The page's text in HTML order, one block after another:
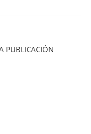
PUBLICACIÓN